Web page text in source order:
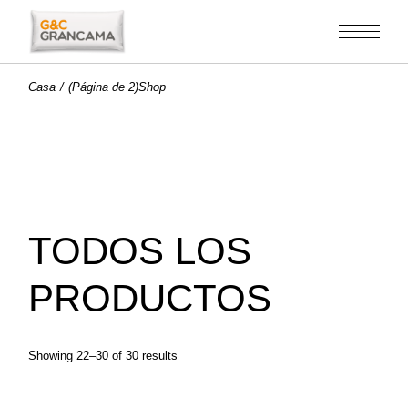
contenido
Casa (Página de 2)Shop
TODOS LOS
PRODUCTOS
Showing 22–30 of 30 results